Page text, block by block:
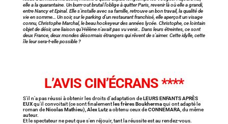
elle a la quarantaine. Un burn-out brutal l’oblige à quitter Paris, revenir là où elle a grandi,
entre Nancy et Epinal. Elle s’installe avec sa famille, retrouve un bon travail, la qualité de
vie en somme… Un soir, sur le parking d’un restaurant franchisé, elle aperçoit un visage
connu, Christophe Marchal, le beau hockeyeur des années lycée. Christophe, ce lointain
objet de désir, une liaison qu’Hélène n’avait pas vu venir… Dans leurs étreintes, ce sont
deux France, deux mondes désormais étrangers qui rêvent de s’aimer. Cette idylle, cette
île leur sera-t-elle possible ?
L’AVIS CIN’ÉCRANS ****
S’il n’a pas réussi à obtenir les droits d’adaptation deLEURS ENFANTS APRÈS
EUXqu’il convoitait (ce sont finalement les frères Boukhermaqui ont adapté le
roman deNicolas Mathieu), Alex Lutza obtenu ceux deCONNEMARA, du même
auteur.
Et le spectateur ne peut que s’en réjouir, tant la réussite est au rendez-vous.